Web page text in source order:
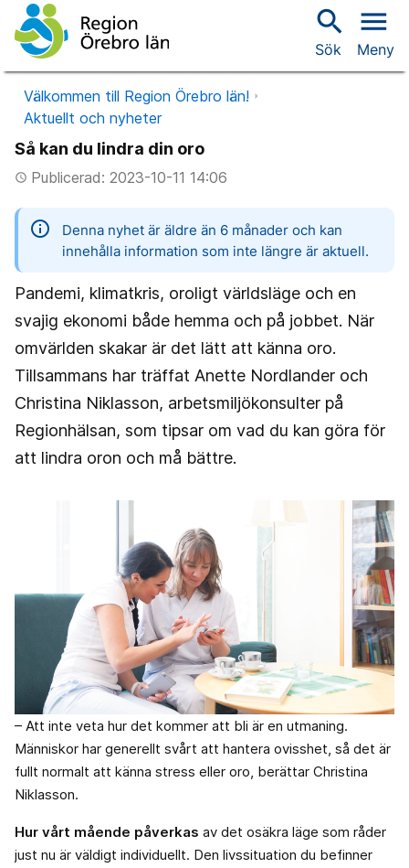
search
Sök
menu
Meny
Välkommen till Region Örebro län!
Aktuellt och nyheter
Så kan du lindra din oro
access_timePublicerad: 2023-10-11 14:06
information
Denna nyhet är äldre än 6 månader och kan
innehålla information som inte längre är aktuell.
Pandemi, klimatkris, oroligt världsläge och en
svajig ekonomi både hemma och på jobbet. När
omvärlden skakar är det lätt att känna oro.
Tillsammans har träffat Anette Nordlander och
Christina Niklasson, arbetsmiljökonsulter på
Regionhälsan, som tipsar om vad du kan göra för
att lindra oron och må bättre.
– Att inte veta hur det kommer att bli är en utmaning.
Människor har generellt svårt att hantera ovisshet, så det är
fullt normalt att känna stress eller oro, berättar Christina
Niklasson.
Hur vårt mående påverkas av det osäkra läge som råder
just nu är väldigt individuellt. Den livssituation du befinner